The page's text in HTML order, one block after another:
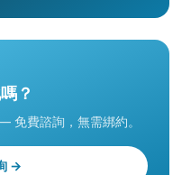
？
免費諮詢，無需綁約。
→